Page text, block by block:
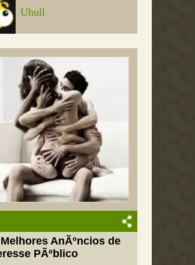
Uhull
AnÃºncios de
PÃºblico